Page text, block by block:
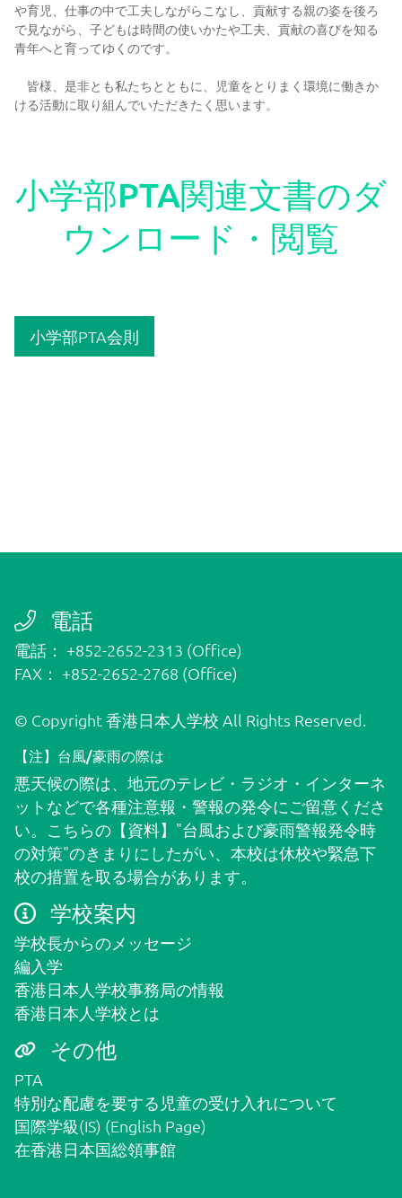
いじめ防止基本方針
退学について
よくある質問
お問い合わせ
外部の方はこちら
保護者用
や育児、仕事の中で工夫しながらこなし、貢献する親の姿を後ろ
で見ながら、子どもは時間の使いかたや工夫、貢献の喜びを知る
青年へと育ってゆくのです。
皆様、是非とも私たちとともに、児童をとりまく環境に働きか
ける活動に取り組んでいただきたく思います。
小学部PTA関連文書のダ
ウンロード・閲覧
小学部PTA会則
電話
電話： +852-2652-2313 (Office)
FAX： +852-2652-2768 (Office)
© Copyright 香港日本人学校 All Rights Reserved.
【注】台風/豪雨の際は
悪天候の際は、地元のテレビ・ラジオ・インターネ
ットなどで各種注意報・警報の発令にご留意くださ
い。こちらの 【資料】"台風および豪雨警報発令時
の対策"のきまりにしたがい、本校は休校や緊急下
校の措置を取る場合があります。
学校案内
学校長からのメッセージ
編入学
香港日本人学校事務局の情報
香港日本人学校とは
その他
PTA
特別な配慮を要する児童の受け入れについて
国際学級(IS) (English Page)
在香港日本国総領事館